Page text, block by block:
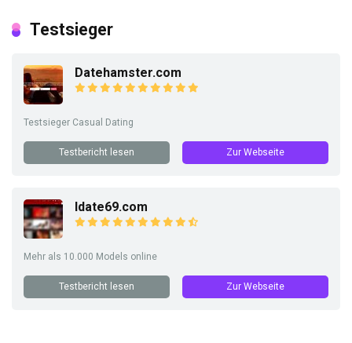
Testsieger
Datehamster.com
Testsieger Casual Dating
Testbericht lesen Zur Webseite
Idate69.com
Mehr als 10.000 Models online
Testbericht lesen Zur Webseite